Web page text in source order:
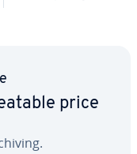
price